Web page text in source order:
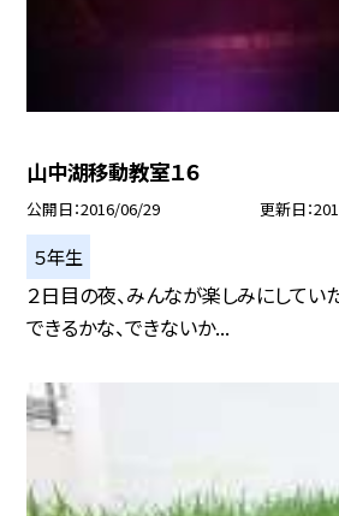
山中湖移動教室１６
公開日 2016/06/29 更新日
５年生
２日目の夜、みんなが楽しみにしてい
できるかな、できないか...